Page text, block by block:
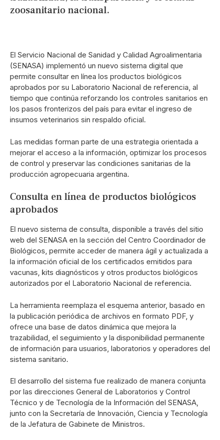
zoosanitario nacional.
El Servicio Nacional de Sanidad y Calidad Agroalimentaria
(SENASA) implementó un nuevo sistema digital que
permite consultar en línea los productos biológicos
aprobados por su Laboratorio Nacional de referencia, al
tiempo que continúa reforzando los controles sanitarios en
los pasos fronterizos del país para evitar el ingreso de
insumos veterinarios sin respaldo oficial.
Las medidas forman parte de una estrategia orientada a
mejorar el acceso a la información, optimizar los procesos
de control y preservar las condiciones sanitarias de la
producción agropecuaria argentina.
Consulta en línea de productos biológicos
aprobados
El nuevo sistema de consulta, disponible a través del sitio
web del SENASA en la sección del Centro Coordinador de
Biológicos, permite acceder de manera ágil y actualizada a
la información oficial de los certificados emitidos para
vacunas, kits diagnósticos y otros productos biológicos
autorizados por el Laboratorio Nacional de referencia.
La herramienta reemplaza el esquema anterior, basado en
la publicación periódica de archivos en formato PDF, y
ofrece una base de datos dinámica que mejora la
trazabilidad, el seguimiento y la disponibilidad permanente
de información para usuarios, laboratorios y operadores del
sistema sanitario.
El desarrollo del sistema fue realizado de manera conjunta
por las direcciones General de Laboratorios y Control
Técnico y de Tecnología de la Información del SENASA,
junto con la Secretaría de Innovación, Ciencia y Tecnología
de la Jefatura de Gabinete de Ministros.